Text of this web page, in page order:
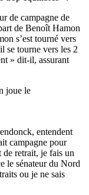
de campagne de
de Benoît Hamon
s’est tourné vers
se tourne vers les 2
» dit-il, assurant
joue le
entendent
campagne pour
de retrait, je fais un
le sénateur du Nord
ou je ne sais